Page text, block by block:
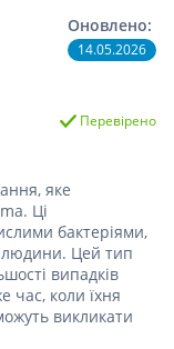
Оновлено:
14.05.2026
Перевірено
яке
Ці
бактеріями,
людини. Цей тип
випадків
час, коли їхня
викликати